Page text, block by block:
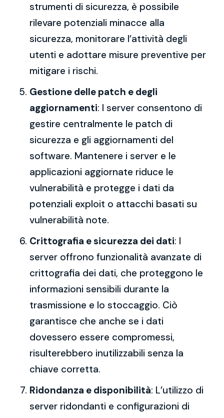
strumenti di sicurezza, è possibile
rilevare potenziali minacce alla
sicurezza, monitorare l’attività degli
utenti e adottare misure preventive per
mitigare i rischi.
Gestione delle patch e degli
aggiornamenti: I server consentono di
gestire centralmente le patch di
sicurezza e gli aggiornamenti del
software. Mantenere i server e le
applicazioni aggiornate riduce le
vulnerabilità e protegge i dati da
potenziali exploit o attacchi basati su
vulnerabilità note.
Crittografia e sicurezza dei dati: I
server offrono funzionalità avanzate di
crittografia dei dati, che proteggono le
informazioni sensibili durante la
trasmissione e lo stoccaggio. Ciò
garantisce che anche se i dati
dovessero essere compromessi,
risulterebbero inutilizzabili senza la
chiave corretta.
Ridondanza e disponibilità: L’utilizzo di
server ridondanti e configurazioni di